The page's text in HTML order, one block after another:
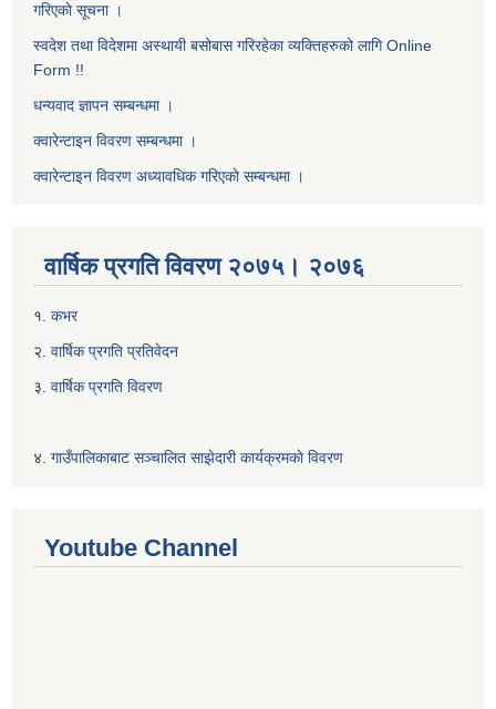
गरिएकाे सूचना ।
स्वदेश तथा विदेशमा अस्थायी बसोबास गरिरहेका व्यक्तिहरुको लागि Online
Form !!
धन्यवाद ज्ञापन सम्बन्धमा ।
क्वारेन्टाइन विवरण सम्बन्धमा ।
क्वारेन्टाइन विवरण अध्यावधिक गरिएकाे सम्बन्धमा ।
वार्षिक प्रगति विवरण २०७५। २०७६
१. कभर
२. वार्षिक प्रगति प्रतिवेदन
३. वार्षिक प्रगति विवरण
४. गाउँपालिकाबाट सञ्चालित साझेदारी कार्यक्रमकाे विवरण
Youtube Channel